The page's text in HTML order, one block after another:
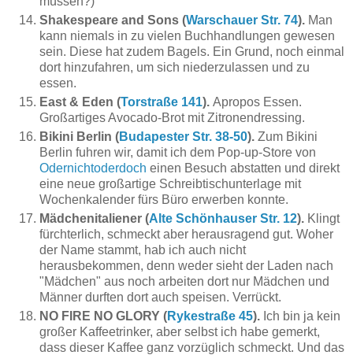
Shakespeare and Sons (Warschauer Str. 74). Man
kann niemals in zu vielen Buchhandlungen gewesen
sein. Diese hat zudem Bagels. Ein Grund, noch einmal
dort hinzufahren, um sich niederzulassen und zu
essen.
East & Eden (Torstraße 141). Apropos Essen.
Großartiges Avocado-Brot mit Zitronendressing.
Bikini Berlin (Budapester Str. 38-50). Zum Bikini
Berlin fuhren wir, damit ich dem Pop-up-Store von
Odernichtoderdoch einen Besuch abstatten und direkt
eine neue großartige Schreibtischunterlage mit
Wochenkalender fürs Büro erwerben konnte.
Mädchenitaliener (Alte Schönhauser Str. 12). Klingt
fürchterlich, schmeckt aber herausragend gut. Woher
der Name stammt, hab ich auch nicht
herausbekommen, denn weder sieht der Laden nach
"Mädchen" aus noch arbeiten dort nur Mädchen und
Männer durften dort auch speisen. Verrückt.
NO FIRE NO GLORY (Rykestraße 45). Ich bin ja kein
großer Kaffeetrinker, aber selbst ich habe gemerkt,
dass dieser Kaffee ganz vorzüglich schmeckt. Und das